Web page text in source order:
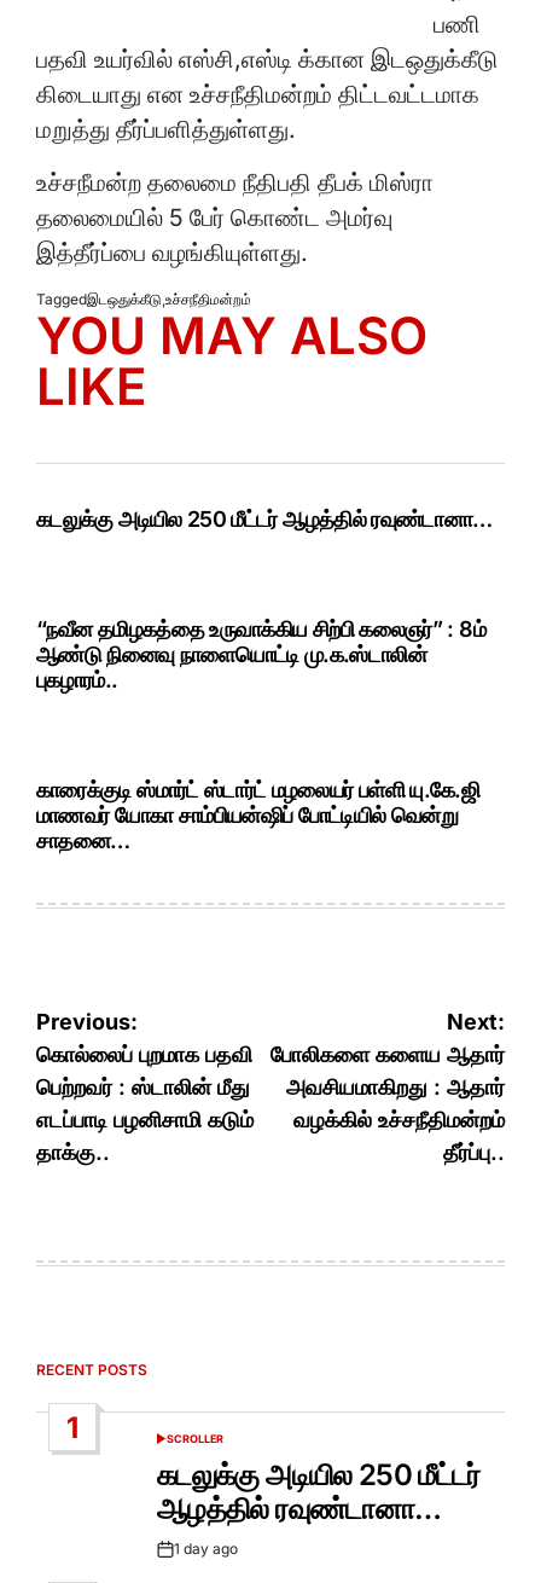
பணி
பதவி உயர்வில் எஸ்சி,எஸ்டி க்கான இடஒதுக்கீடு
கிடையாது என உச்சநீதிமன்றம் திட்டவட்டமாக
மறுத்து தீர்ப்பளித்துள்ளது.
உச்சநீமன்ற தலைமை நீதிபதி தீபக் மிஸ்ரா
தலைமையில் 5 பேர் கொண்ட அமர்வு
இத்தீர்ப்பை வழங்கியுள்ளது.
Taggedஇடஒதுக்கீடு,உச்சநீதிமன்றம்
YOU MAY ALSO
LIKE
கடலுக்கு அடியில 250 மீட்டர் ஆழத்தில் ரவுண்டானா…
“நவீன தமிழகத்தை உருவாக்கிய சிற்பி கலைஞர்” : 8ம்
ஆண்டு நினைவு நாளையொட்டி மு.க.ஸ்டாலின்
புகழாரம்..
காரைக்குடி ஸ்மார்ட் ஸ்டார்ட் மழலையர் பள்ளி யு.கே.ஜி
மாணவர் யோகா சாம்பியன்ஷிப் போட்டியில் வென்று
சாதனை…
Post
navigation
Previous:
கொல்லைப் புறமாக பதவி
பெற்றவர் : ஸ்டாலின் மீது
எடப்பாடி பழனிசாமி கடும்
தாக்கு..
Next:
போலிகளை களைய ஆதார்
அவசியமாகிறது : ஆதார்
வழக்கில் உச்சநீதிமன்றம்
தீர்ப்பு..
RECENT POSTS
1
POSTED
SCROLLER
கடலுக்கு அடியில 250 மீட்டர்
ஆழத்தில் ரவுண்டானா…
Post1 day ago